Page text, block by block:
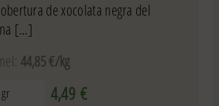
de xocolata negra del
[...]
44,85 €/kg
4,49€